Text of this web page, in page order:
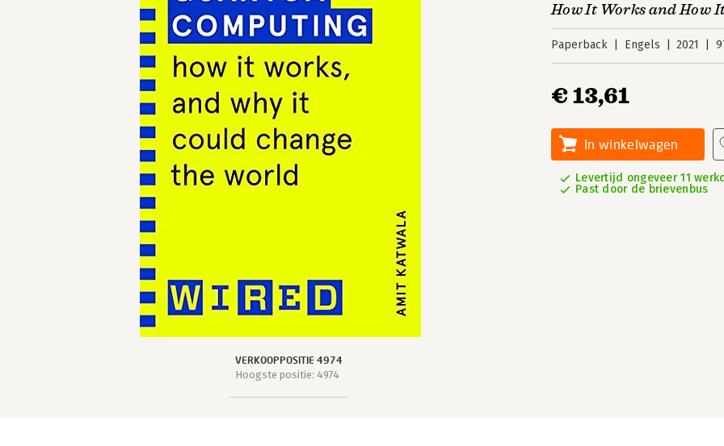
VERKOOPPOSITIE 4974
Hoogste positie: 4974
How It Works and How
Paperback Engels 2021
€ 13,61
In winkelwagen
Levertijd ongeveer 11
Past door de brievenbus